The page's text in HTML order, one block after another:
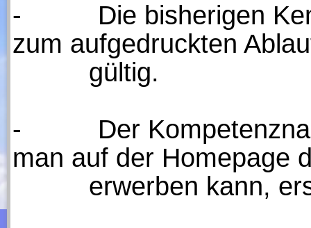
- Die bisherigen
zum aufgedruckten
gültig.
- Der
man auf der Homepage
erwerben kann,